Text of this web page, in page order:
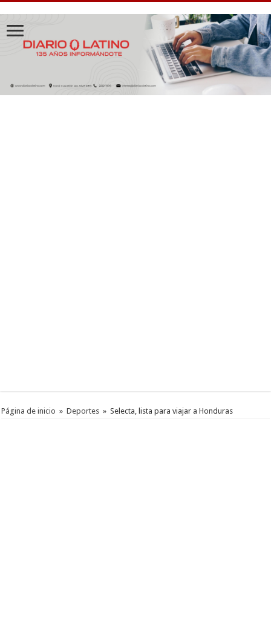
Página de inicio » Deportes » Selecta, lista para viajar a Honduras